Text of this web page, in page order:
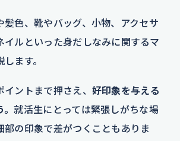
髪色、靴やバッグ、小物、アクセサ
イルといった身だしなみに関するマ
ます。
ントまで押さえ、 好印象を与える
。就活生にとっては緊張しがちな場
部の印象で差がつくこともありま